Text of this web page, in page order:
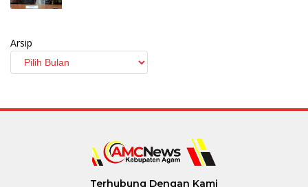
Arsip
Terhubung Dengan Kami